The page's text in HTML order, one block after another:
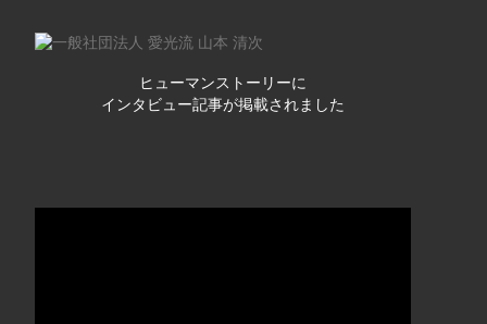
ヒューマンストーリーに
インタビュー記事が掲載されました